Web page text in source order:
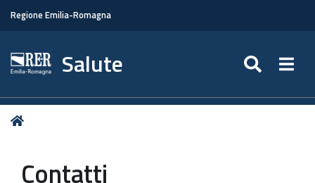
Regione Emilia-Romagna
Salute
Tu
Contatti